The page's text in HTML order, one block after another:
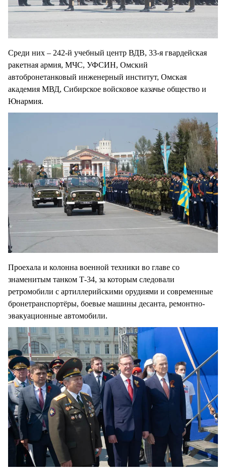
Среди них – 242-й учебный центр ВДВ, 33-я гвардейская
ракетная армия, МЧС, УФСИН, Омский
автобронетанковый инженерный институт, Омская
академия МВД, Сибирское войсковое казачье общество и
Юнармия.
Проехала и колонна военной техники во главе со
знаменитым танком Т-34, за которым следовали
ретромобили с артиллерийскими орудиями и современные
бронетранспортёры, боевые машины десанта, ремонтно-
эвакуационные автомобили.